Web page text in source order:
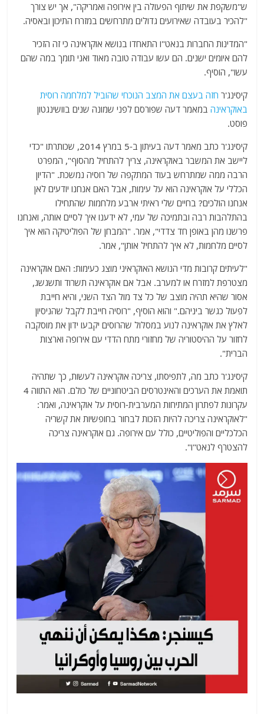
ש"משקפת את שיתוף הפעולה בין אירופה ואמריקה", אך יש צורך
"להכיר בעובדה שאירועים גדולים מתרחשים במזרח התיכון ובאסיה.
"המדינות החברות בנאט"ו התאחדו בנושא אוקראינה כי זה הזכיר
להם איומים ישנים. הם עשו עבודה טובה מאוד ואני תומך במה שהם
עשו", הוסיף.
קיסינג'ר חזה בעצם את המצב הנוכחי שהוביל למלחמה רוסית
באוקראינה במאמר דעה שפורסם לפני שמונה שנים בוושינגטון
פוסט.
קיסינג'ר כתב מאמר דעה בעיתון ב-5 במרץ 2014, שכותרתו "כדי
ליישב את המשבר באוקראינה, צריך להתחיל מהסוף", המפרט
הרבה ממה שמתרחש בעוד המתקפה של רוסיה נמשכת. "הדיון
הכללי על אוקראינה הוא על עימות, אבל האם אנחנו יודעים לאן
אנחנו הולכים? בחיים שלי ראיתי ארבע מלחמות שהתחילו
בהתלהבות רבה ובתמיכה של עמי, לא ידענו איך לסיים אותה, ואנחנו
פרשנו מהן באופן חד צדדי", אמר. "המבחן של הפוליטיקה הוא איך
לסיים מלחמות, לא איך להתחיל אותן", אמר.
"לעיתים קרובות מדי הנושא האוקראיני מוצג כעימות: האם אוקראינה
מצטרפת למזרח או למערב. אבל אם אוקראינה תשרוד ותשגשג,
אסור שהיא תהיה מוצב של כל צד מול הצד השני, והיא חייבת
לפעול כגשר ביניהם." והוא הוסיף, "רוסיה חייבת לקבל שהניסיון
לאלץ את אוקראינה לנוע במסלול שהרוסים יקבעו ידון את מוסקבה
לחזור על ההיסטוריה של מחזורי מתח הדדי עם אירופה וארצות
הברית".
קיסינג'ר כתב מה, לתפיסתו, צריכה אוקראינה לעשות, כך שתהיה
תואמת את הערכים והאינטרסים הביטחוניים של כולם.
הוא התווה 4
עקרונות לפתרון המתיחות המערבית-רוסית על אוקראינה, ואמר:
"לאוקראינה צריכה להיות הזכות לבחור בחופשיות את קשריה
הכלכליים והפוליטיים, כולל עם אירופה. גם אוקראינה צריכה
להצטרף לנאט"ו".